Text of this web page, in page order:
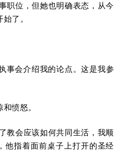
职位，但她也明确表态，从今
了。
事会介绍我的论点。这是我参
愤怒。
教会应该如何共同生活，我顺
他指着面前桌子上打开的圣经